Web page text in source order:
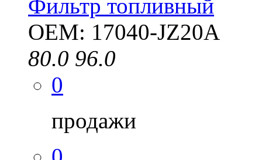
Фильтр топливный
OEM: 17040-JZ20A
80.0 96.0
0
продажи